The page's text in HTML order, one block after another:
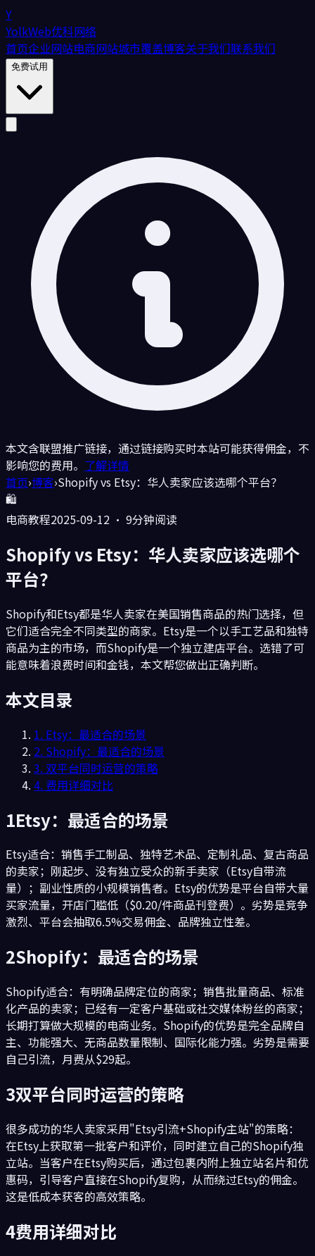
Y
YolkWeb优科网络
首页企业网站电商网站城市覆盖博客关于我们联系我们
免费试用
本文含联盟推广链接，通过链接购买时本站可能获得佣金，不
影响您的费用。 了解详情
首页›博客›Shopify vs Etsy：华人卖家应该选哪个平台？
🛍️
电商教程2025-09-12 · 9分钟阅读
Shopify vs Etsy：华人卖家应该选哪个
平台？
Shopify和Etsy都是华人卖家在美国销售商品的热门选择，但
它们适合完全不同类型的商家。Etsy是一个以手工艺品和独特
商品为主的市场，而Shopify是一个独立建店平台。选错了可
能意味着浪费时间和金钱，本文帮您做出正确判断。
本文目录
1. Etsy：最适合的场景
2. Shopify：最适合的场景
3. 双平台同时运营的策略
4. 费用详细对比
1Etsy：最适合的场景
Etsy适合：销售手工制品、独特艺术品、定制礼品、复古商品
的卖家；刚起步、没有独立受众的新手卖家（Etsy自带流
量）；副业性质的小规模销售者。Etsy的优势是平台自带大量
买家流量，开店门槛低（$0.20/件商品刊登费）。劣势是竞争
激烈、平台会抽取6.5%交易佣金、品牌独立性差。
2Shopify：最适合的场景
Shopify适合：有明确品牌定位的商家；销售批量商品、标准
化产品的卖家；已经有一定客户基础或社交媒体粉丝的商家；
长期打算做大规模的电商业务。Shopify的优势是完全品牌自
主、功能强大、无商品数量限制、国际化能力强。劣势是需要
自己引流，月费从$29起。
3双平台同时运营的策略
很多成功的华人卖家采用"Etsy引流+Shopify主站"的策略：
在Etsy上获取第一批客户和评价，同时建立自己的Shopify独
立站。当客户在Etsy购买后，通过包裹内附上独立站名片和优
惠码，引导客户直接在Shopify复购，从而绕过Etsy的佣金。
这是低成本获客的高效策略。
4费用详细对比